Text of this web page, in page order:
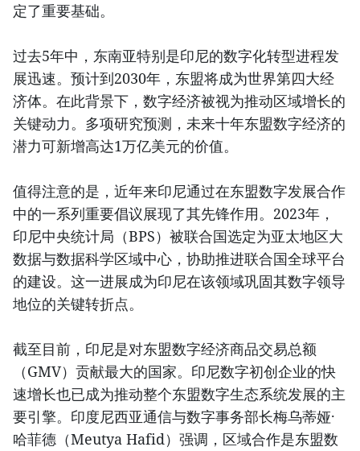
定了重要基础。
过去5年中，东南亚特别是印尼的数字化转型进程发
展迅速。预计到2030年，东盟将成为世界第四大经
济体。在此背景下，数字经济被视为推动区域增长的
关键动力。多项研究预测，未来十年东盟数字经济的
潜力可新增高达1万亿美元的价值。
值得注意的是，近年来印尼通过在东盟数字发展合作
中的一系列重要倡议展现了其先锋作用。2023年，
印尼中央统计局（BPS）被联合国选定为亚太地区大
数据与数据科学区域中心，协助推进联合国全球平台
的建设。这一进展成为印尼在该领域巩固其数字领导
地位的关键转折点。
截至目前，印尼是对东盟数字经济商品交易总额
（GMV）贡献最大的国家。印尼数字初创企业的快
速增长也已成为推动整个东盟数字生态系统发展的主
要引擎。印度尼西亚通信与数字事务部长梅乌蒂娅·
哈菲德（Meutya Hafid）强调，区域合作是东盟数